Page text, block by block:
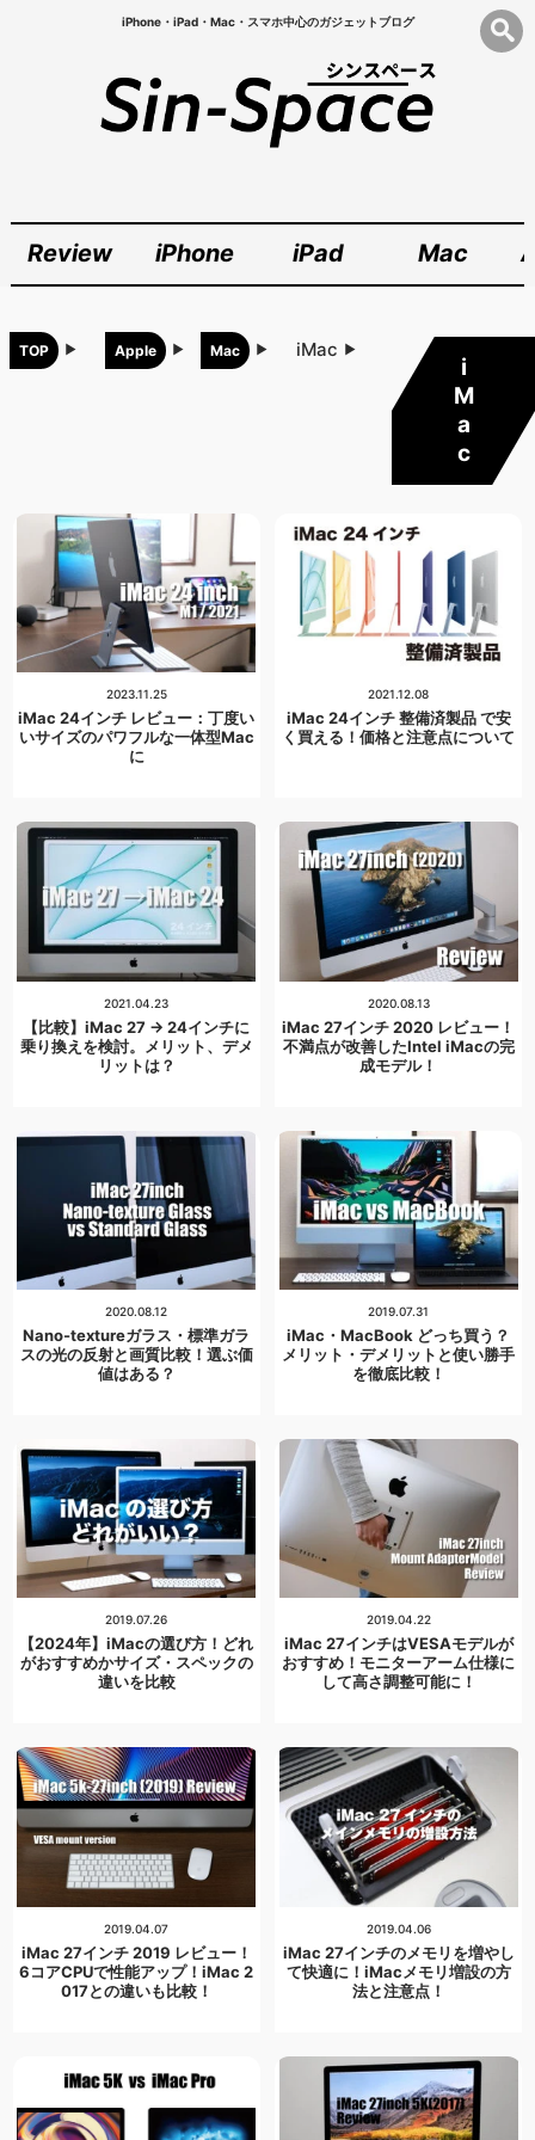
iPhone・iPad・Mac・スマホ中心のガジェットブログ
Review iPhone iPad Mac
TOP Apple Mac iMac
i
M
a
c
2023.11.25
iMac 24インチ レビュー：丁度い
いサイズのパワフルな一体型Mac
に
2021.12.08
iMac 24インチ 整備済製品 で安
く買える！価格と注意点について
2021.04.23
【比較】iMac 27 → 24インチに
乗り換えを検討。メリット、デメ
リットは？
2020.08.13
iMac 27インチ 2020 レビュー！
不満点が改善したIntel iMacの完
成モデル！
2020.08.12
Nano-textureガラス・標準ガラ
スの光の反射と画質比較！選ぶ価
値はある？
2019.07.31
iMac・MacBook どっち買う？
メリット・デメリットと使い勝手
を徹底比較！
2019.07.26
【2024年】iMacの選び方！どれ
がおすすめかサイズ・スペックの
違いを比較
2019.04.22
iMac 27インチはVESAモデルが
おすすめ！モニターアーム仕様に
して高さ調整可能に！
2019.04.07
iMac 27インチ 2019 レビュー！
6コアCPUで性能アップ！iMac 2
017との違いも比較！
2019.04.06
iMac 27インチのメモリを増やし
て快適に！iMacメモリ増設の方
法と注意点！